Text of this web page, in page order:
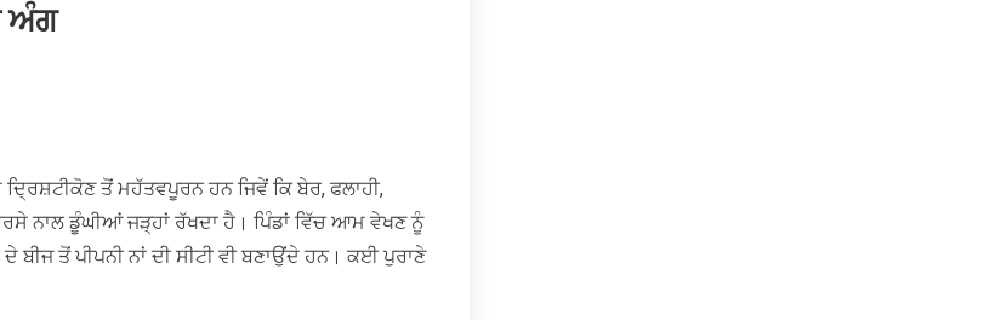
ਅੰਗ
ਤੋਂ ਮਹੱਤਵਪੂਰਨ ਹਨ ਜਿਵੇਂ ਕਿ ਬੇਰ, ਫਲਾਹੀ,
ਨਾਲ ਡੂੰਘੀਆਂ ਜੜ੍ਹਾਂ ਰੱਖਦਾ ਹੈ। ਪਿੰਡਾਂ ਵਿੱਚ ਆਮ ਵੇਖਣ ਨੂੰ
ਤੋਂ ਪੀਪਨੀ ਨਾਂ ਦੀ ਸੀਟੀ ਵੀ ਬਣਾਉਂਦੇ ਹਨ। ਕਈ ਪੁਰਾਣੇ